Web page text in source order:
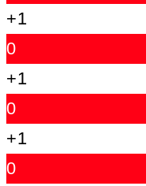
+1
0
+1
0
+1
0